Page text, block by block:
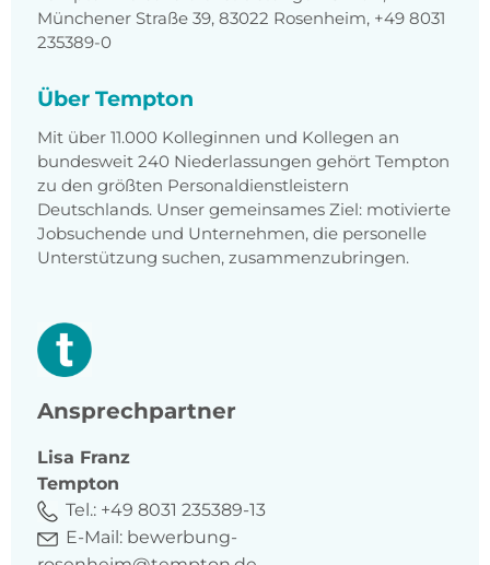
Münchener Straße 39, 83022 Rosenheim, +49 8031
235389-0
Über Tempton
Mit über 11.000 Kolleginnen und Kollegen an
bundesweit 240 Niederlassungen gehört Tempton
zu den größten Personaldienstleistern
Deutschlands. Unser gemeinsames Ziel: motivierte
Jobsuchende und Unternehmen, die personelle
Unterstützung suchen, zusammenzubringen.
Ansprechpartner
Lisa Franz
Tempton
Tel.: +49 8031 235389-13
E-Mail: bewerbung-